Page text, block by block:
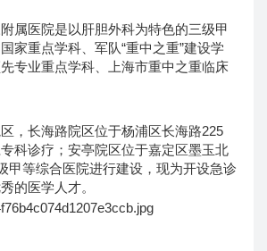
属医院是以肝胆外科为特色的三级甲
家重点学科、军队“重中之重”建设学
专业重点学科、上海市重中之重临床
，长海路院区位于杨浦区长海路225
科诊疗；安亭院区位于嘉定区墨玉北
甲等综合医院进行建设，现为开设急诊
的医学人才。